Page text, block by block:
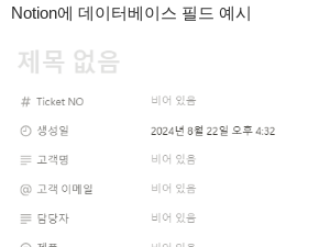
Notion에 데이터베이스 필드 예시